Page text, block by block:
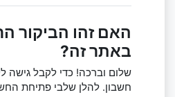
האם זהו הביקור
באתר זה?
שלום וברכה! כדי לקבל גישה
חשבון. להלן שלבי פתיחת